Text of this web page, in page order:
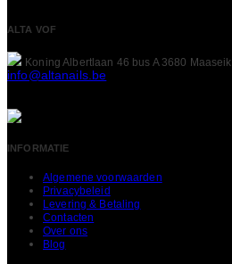
ALTA VOF
Koning Albertlaan 46 bus A 3680 Maaseik
info@altanails.be
INFORMATIE
Algemene voorwaarden
Privacybeleid
Levering & Betaling
Contacten
Over ons
Blog